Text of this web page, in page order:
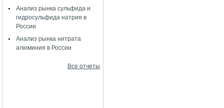
Анализ рынка сульфида и
гидросульфида натрия в
России
Анализ рынка нитрата
алюминия в России
Все отчеты